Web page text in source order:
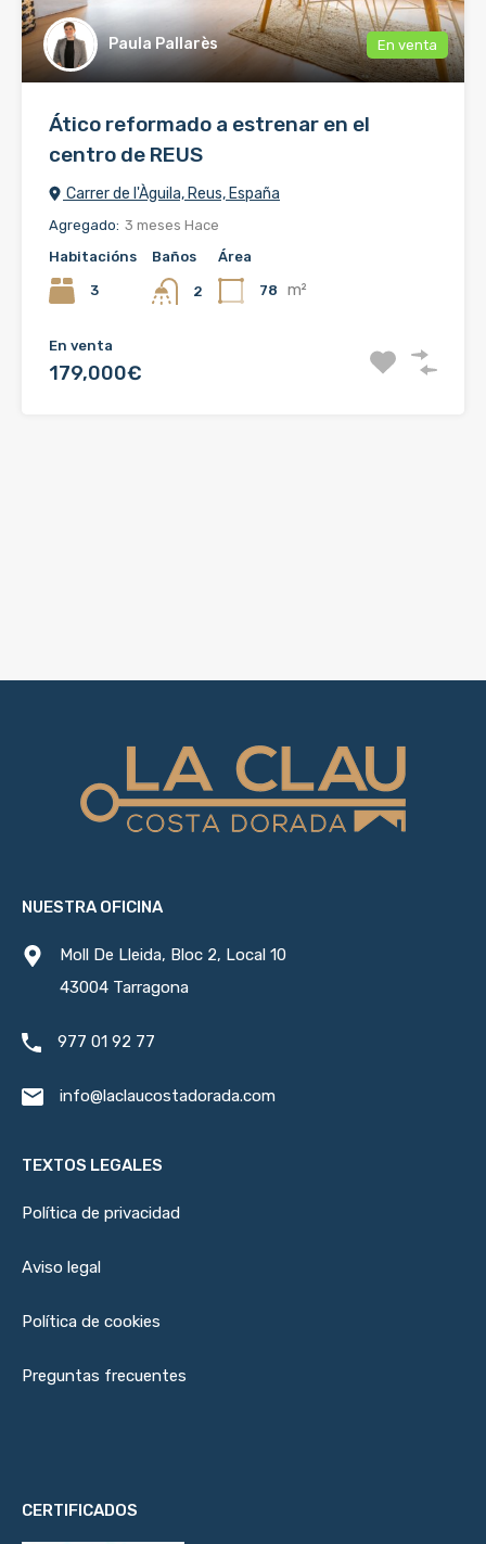
Paula Pallarès En venta
Ático reformado a estrenar en el
centro de REUS
Carrer de l'Àguila, Reus, España
Agregado: 3 meses Hace
Habitacións
3
Baños
2
Área
78 m²
En venta
179,000€
NUESTRA OFICINA
Moll De Lleida, Bloc 2, Local 10
43004 Tarragona
977 01 92 77
info@laclaucostadorada.com
TEXTOS LEGALES
Política de privacidad
Aviso legal
Política de cookies
Preguntas frecuentes
CERTIFICADOS